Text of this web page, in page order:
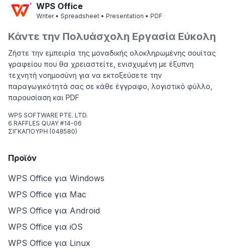
WPS Office
Writer • Spreadsheet • Presentation • PDF
Κάντε την Πολυάσχολη Εργασία Εύκολη
Ζήστε την εμπειρία της μοναδικής ολοκληρωμένης σουίτας
γραφείου που θα χρειαστείτε, ενισχυμένη με έξυπνη
τεχνητή νοημοσύνη για να εκτοξεύσετε την
παραγωγικότητά σας σε κάθε έγγραφο, λογιστικό φύλλο,
παρουσίαση και PDF
WPS SOFTWARE PTE. LTD.
6 RAFFLES QUAY #14-06
ΣΙΓΚΑΠΟΥΡΗ (048580)
Προϊόν
WPS Office για Windows
WPS Office για Mac
WPS Office για Android
WPS Office για iOS
WPS Office για Linux